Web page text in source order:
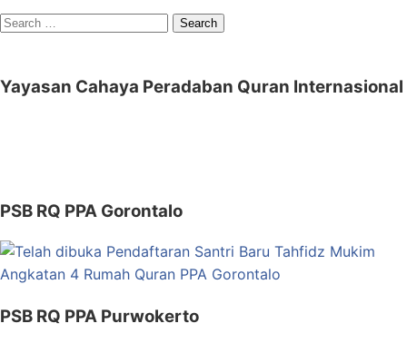
Search
Yayasan Cahaya Peradaban Quran Internasional
PSB RQ PPA Gorontalo
PSB RQ PPA Purwokerto